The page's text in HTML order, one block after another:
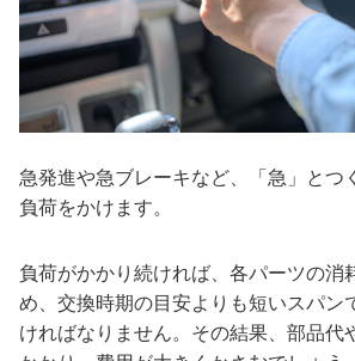
急発進や急ブレーキなど、「急」とつ
負荷をかけます。
負荷がかかり続ければ、各パーツの消
め、交換時期の目安よりも短いスパン
ければなりません。その結果、部品代